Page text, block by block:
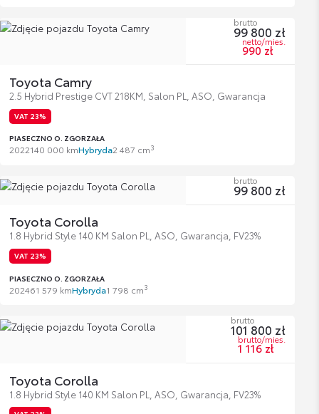
Toyota Camry
2.5 Hybrid Prestige CVT 218KM, Salon PL, ASO, Gwarancja
VAT 23%
PIASECZNO O. ZGORZAŁA
2022140 000 kmHybryda2 487 cm3
brutto
99 800 zł
netto/mies.
990 zł
Toyota Corolla
1.8 Hybrid Style 140 KM Salon PL, ASO, Gwarancja, FV23%
VAT 23%
PIASECZNO O. ZGORZAŁA
202461 579 kmHybryda1 798 cm3
brutto
99 800 zł
Toyota Corolla
1.8 Hybrid Style 140 KM Salon PL, ASO, Gwarancja, FV23%
brutto
101 800 zł
brutto/mies.
1 116 zł